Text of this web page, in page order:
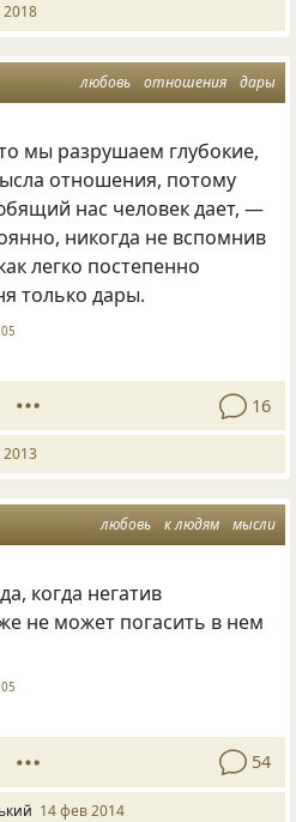
2018
любовь отношения дары
мы разрушаем глубокие,
отношения, потому
нас человек дает, —
никогда не вспомнив
легко постепенно
только дары.
16
2013
любовь к людям мысли
когда негатив
не может погасить в нем
54
14 фев 2014